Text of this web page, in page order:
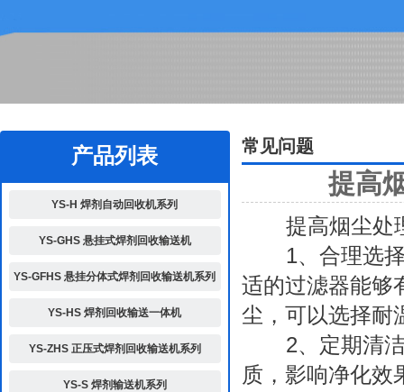
产品列表
YS-H 焊剂自动回收机系列
YS-GHS 悬挂式焊剂回收输送机
YS-GFHS 悬挂分体式焊剂回收输送机系列
YS-HS 焊剂回收输送一体机
YS-ZHS 正压式焊剂回收输送机系列
YS-S 焊剂输送机系列
常见问题
提高
提高烟尘处理
1、合理选择
适的过滤器能够
尘，可以选择耐
2、定期清洁
质，影响净化效